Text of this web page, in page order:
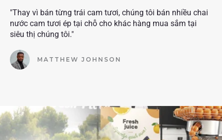
"Thay vì bán từng trái cam tươi, chúng tôi bán nhiều chai
nước cam tươi ép tại chỗ cho khác hàng mua sắm tại
siêu thị chúng tôi."
MATTHEW JOHNSON